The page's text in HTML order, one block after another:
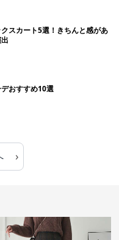
スカート5選！きちんと感があ
おすすめ10選
›